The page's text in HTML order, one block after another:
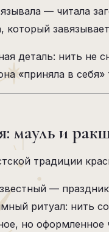
— читала
который
деталь: нить не
«приняла в
мауль и
традиции
— праздник
ритуал: нить
но оформленное